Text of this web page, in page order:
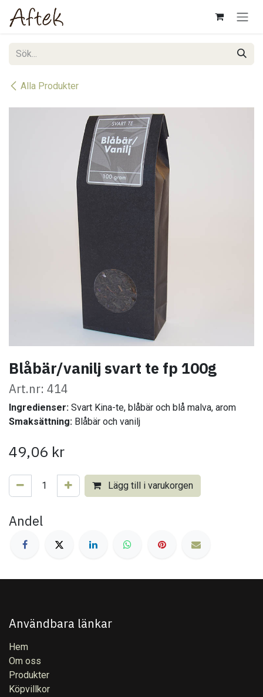
Hoppa till innehåll
Alla Produkter
Blåbär/vanilj svart te fp 100g
Art.nr: 414
Ingredienser: Svart Kina-te, blåbär och blå malva, arom
Smaksättning: Blåbär och vanilj
49,06 kr
Lägg till i varukorgen
Andel
Användbara länkar
Hem
Om oss
Produkter
Köpvillkor